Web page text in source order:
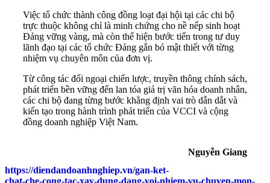
Việc tổ chức thành công đồng loạt đại hội tại các chi bộ
trực thuộc không chỉ là minh chứng cho nề nếp sinh hoạt
Đảng vững vàng, mà còn thể hiện bước tiến trong tư duy
lãnh đạo tại các tổ chức Đảng gắn bó mật thiết với từng
nhiệm vụ chuyên môn của đơn vị.
Từ công tác đối ngoại chiến lược, truyền thông chính sách,
phát triển bền vững đến lan tỏa giá trị văn hóa doanh nhân,
các chi bộ đang từng bước khẳng định vai trò dẫn dắt và
kiến tạo trong hành trình phát triển của VCCI và cộng
đồng doanh nghiệp Việt Nam.
Nguyễn Giang
https://diendandoanhnghiep.vn/gan-ket-
chat-che-cong-tac-xay-dung-dang-voi-nhiem-vu-chuyen-mon-